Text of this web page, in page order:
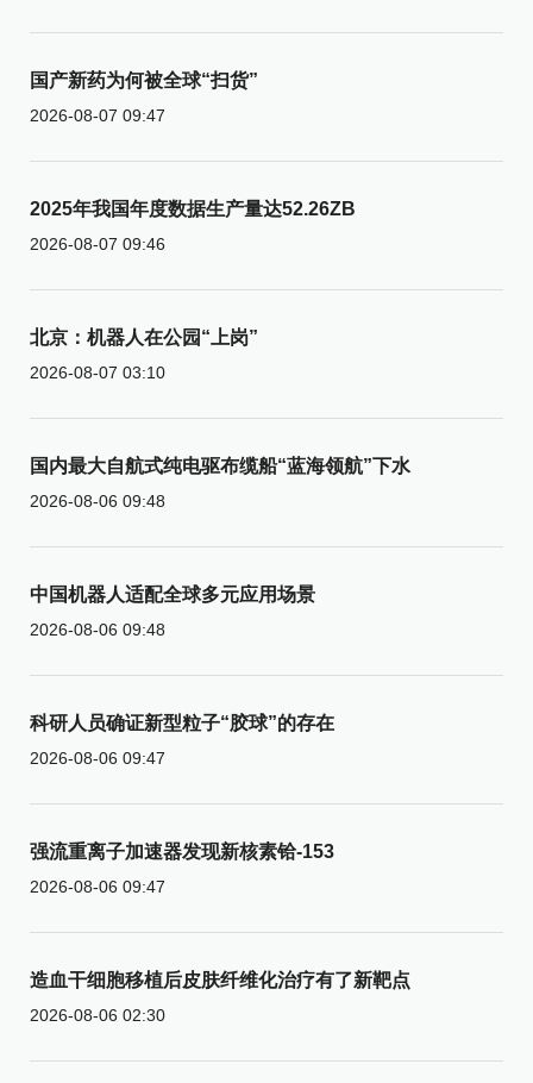
国产新药为何被全球“扫货”
2026-08-07 09:47
2025年我国年度数据生产量达52.26ZB
2026-08-07 09:46
北京：机器人在公园“上岗”
2026-08-07 03:10
国内最大自航式纯电驱布缆船“蓝海领航”下水
2026-08-06 09:48
中国机器人适配全球多元应用场景
2026-08-06 09:48
科研人员确证新型粒子“胶球”的存在
2026-08-06 09:47
强流重离子加速器发现新核素铪-153
2026-08-06 09:47
造血干细胞移植后皮肤纤维化治疗有了新靶点
2026-08-06 02:30